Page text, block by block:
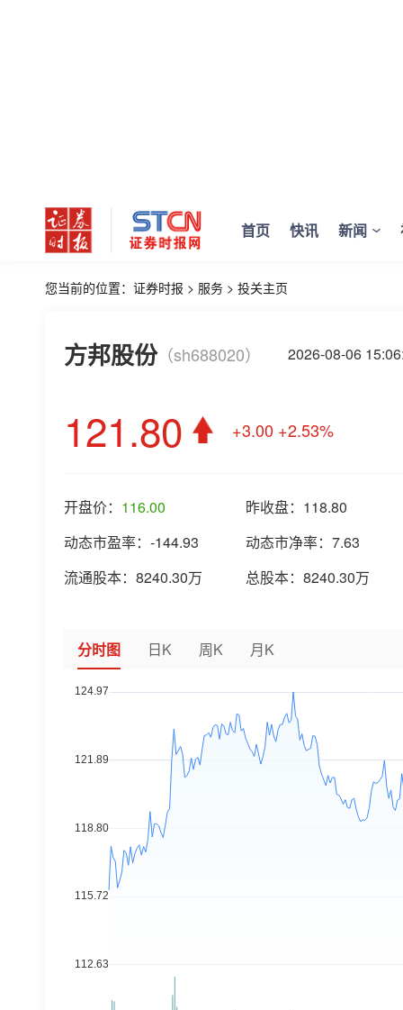
首页 快讯 新闻
您当前的位置： 证券时报 > 服务 > 投关主页
方邦股份（sh688020） 2026-08-06
121.80 +3.00 +2.53%
开盘价： 116.00 昨收盘： 118.80
动态市盈率： -144.93 动态市净率： 7.63
流通股本： 8240.30万 总股本： 8240.30万
分时图 日K 周K 月K